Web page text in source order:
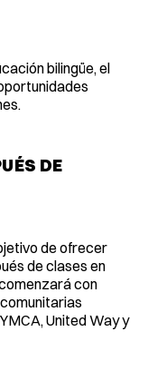
bilingüe, el
DE
de ofrecer
de clases en
con
United Way y